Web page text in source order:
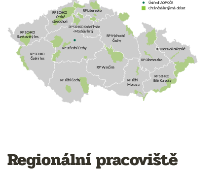
RP Moravskoslezské
RP SCHKO
Slavkovský les
RP Vysočina
RP Střední Čechy
RP Východní
Čechy
RP Jižní Čechy
RP Liberecko
RP Olomoucko
RP SCHKO
České
středohoří
RP SCHKO Kokořínsko
- Máchův kraj
RP SCHKO
Český les
RP Jižní
Morava
RP SCHKO
Bílé Karpaty
Ústředí AOPK ČR
Chráněná krajinná oblast
Regionální pracoviště